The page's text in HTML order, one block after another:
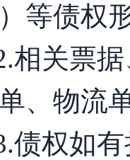
等债权
相关票
、物流
债权如